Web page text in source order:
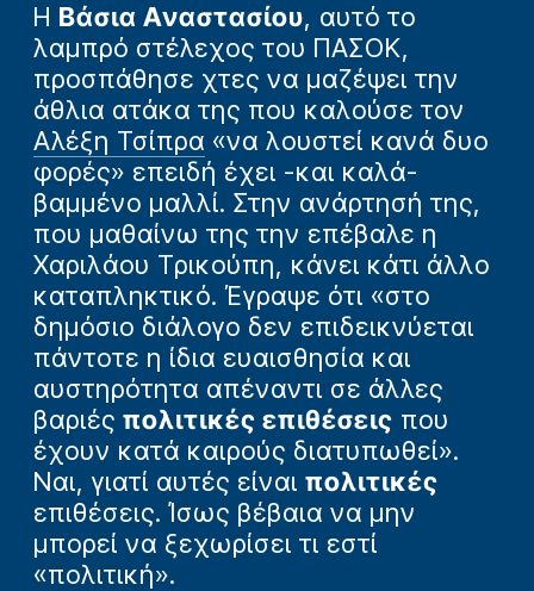
Η Βάσια Αναστασίου, αυτό το
λαμπρό στέλεχος του ΠΑΣΟΚ,
προσπάθησε χτες να μαζέψει την
άθλια ατάκα της που καλούσε τον
Αλέξη Τσίπρα «να λουστεί κανά δυο
φορές» επειδή έχει -και καλά-
βαμμένο μαλλί. Στην ανάρτησή της,
που μαθαίνω της την επέβαλε η
Χαριλάου Τρικούπη, κάνει κάτι άλλο
καταπληκτικό. Έγραψε ότι «στο
δημόσιο διάλογο δεν επιδεικνύεται
πάντοτε η ίδια ευαισθησία και
αυστηρότητα απέναντι σε άλλες
βαριές πολιτικές επιθέσεις που
έχουν κατά καιρούς διατυπωθεί».
Ναι, γιατί αυτές είναι πολιτικές
επιθέσεις. Ίσως βέβαια να μην
μπορεί να ξεχωρίσει τι εστί
«πολιτική».